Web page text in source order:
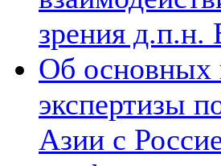
зрения д.п.н.
Об основных
экспертизы
Азии с